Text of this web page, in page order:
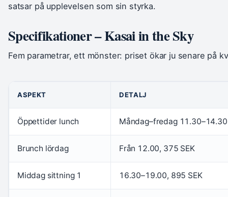
satsar på upplevelsen som sin styrka.
Specifikationer – Kasai in the Sky
Fem parametrar, ett mönster: priset ökar ju senare på
ASPEKT DETALJ
Öppettider lunch Måndag–fredag 11.30–14.30
Brunch lördag Från 12.00, 375 SEK
Middag sittning 1 16.30–19.00, 895 SEK